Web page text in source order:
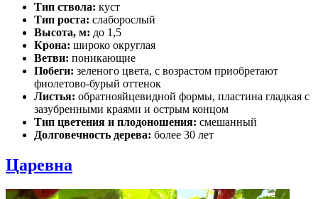
Тип ствола: куст
Тип роста: слаборослый
Высота, м: до 1,5
Крона: широко округлая
Ветви: поникающие
Побеги: зеленого цвета, с возрастом приобретают
фиолетово-бурый оттенок
Листья: обратнояйцевидной формы, пластина гладкая с
зазубренными краями и острым концом
Тип цветения и плодоношения: смешанный
Долговечность дерева: более 30 лет
Царевна